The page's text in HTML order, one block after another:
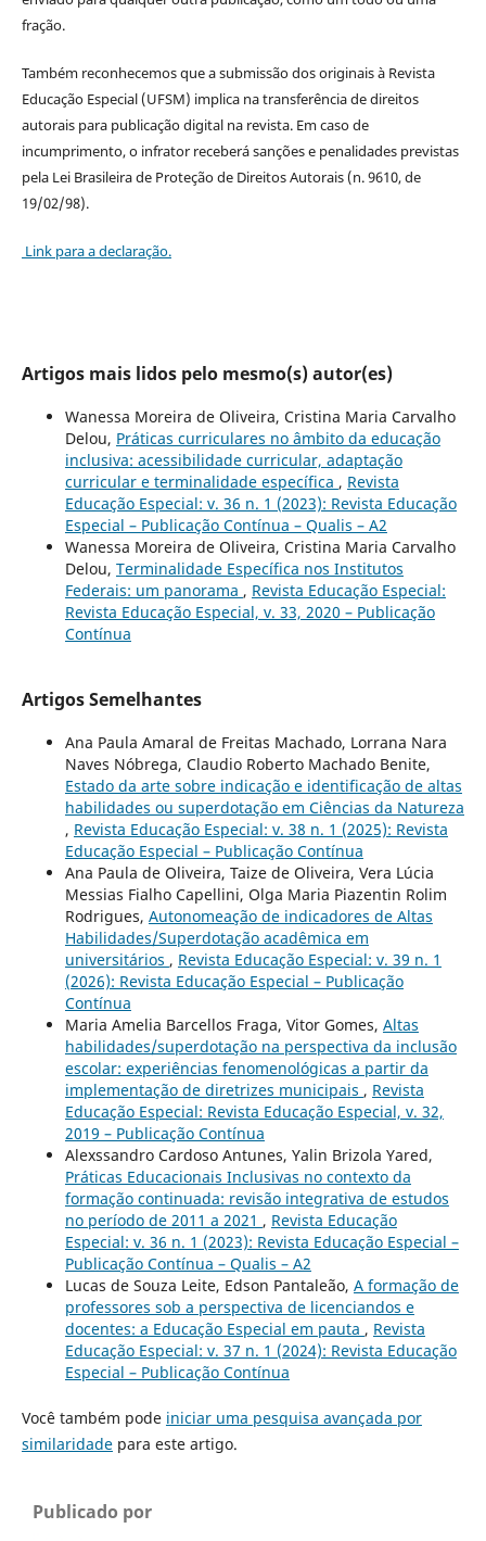
fração.
Também reconhecemos que a submissão dos originais à Revista
Educação Especial (UFSM) implica na transferência de direitos
autorais para publicação digital na revista. Em caso de
incumprimento, o infrator receberá sanções e penalidades previstas
pela Lei Brasileira de Proteção de Direitos Autorais (n. 9610, de
19/02/98).
Link para a declaração.
Artigos mais lidos pelo mesmo(s) autor(es)
Wanessa Moreira de Oliveira, Cristina Maria Carvalho
Delou, Práticas curriculares no âmbito da educação
inclusiva: acessibilidade curricular, adaptação
curricular e terminalidade específica , Revista
Educação Especial: v. 36 n. 1 (2023): Revista Educação
Especial – Publicação Contínua – Qualis – A2
Wanessa Moreira de Oliveira, Cristina Maria Carvalho
Delou, Terminalidade Específica nos Institutos
Federais: um panorama , Revista Educação Especial:
Revista Educação Especial, v. 33, 2020 – Publicação
Contínua
Artigos Semelhantes
Ana Paula Amaral de Freitas Machado, Lorrana Nara
Naves Nóbrega, Claudio Roberto Machado Benite,
Estado da arte sobre indicação e identificação de altas
habilidades ou superdotação em Ciências da Natureza
, Revista Educação Especial: v. 38 n. 1 (2025): Revista
Educação Especial – Publicação Contínua
Ana Paula de Oliveira, Taize de Oliveira, Vera Lúcia
Messias Fialho Capellini, Olga Maria Piazentin Rolim
Rodrigues, Autonomeação de indicadores de Altas
Habilidades/Superdotação acadêmica em
universitários , Revista Educação Especial: v. 39 n. 1
(2026): Revista Educação Especial – Publicação
Contínua
Maria Amelia Barcellos Fraga, Vitor Gomes, Altas
habilidades/superdotação na perspectiva da inclusão
escolar: experiências fenomenológicas a partir da
implementação de diretrizes municipais , Revista
Educação Especial: Revista Educação Especial, v. 32,
2019 – Publicação Contínua
Alexssandro Cardoso Antunes, Yalin Brizola Yared,
Práticas Educacionais Inclusivas no contexto da
formação continuada: revisão integrativa de estudos
no período de 2011 a 2021 , Revista Educação
Especial: v. 36 n. 1 (2023): Revista Educação Especial –
Publicação Contínua – Qualis – A2
Lucas de Souza Leite, Edson Pantaleão, A formação de
professores sob a perspectiva de licenciandos e
docentes: a Educação Especial em pauta , Revista
Educação Especial: v. 37 n. 1 (2024): Revista Educação
Especial – Publicação Contínua
Você também pode iniciar uma pesquisa avançada por
similaridadepara este artigo.
Publicado por